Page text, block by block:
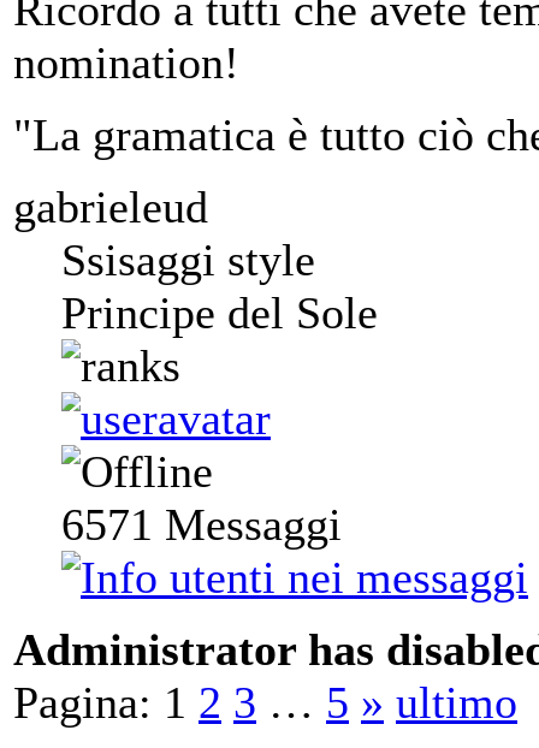
nomination!
"La gramatica è tutto ciò
gabrieleud
Ssisaggi style
Principe del Sole
6571 Messaggi
Administrator has
Pagina: 1 2 3 … 5 » ultimo